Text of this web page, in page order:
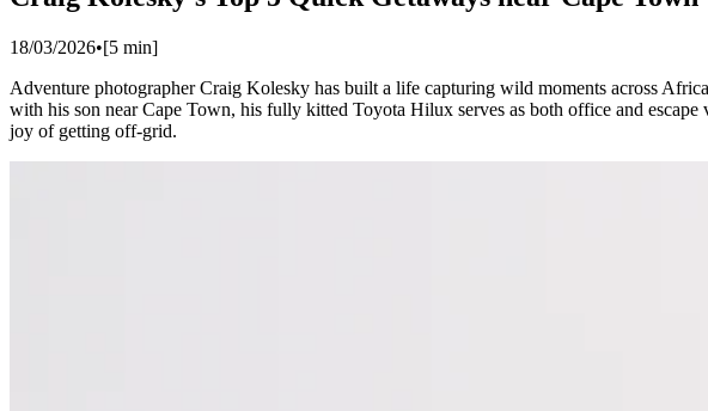
18/03/2026•[5 min]
Adventure photographer Craig Kolesky has built a life capturing wild moments across
with his son near Cape Town, his fully kitted Toyota Hilux serves as both office and
joy of getting off-grid.